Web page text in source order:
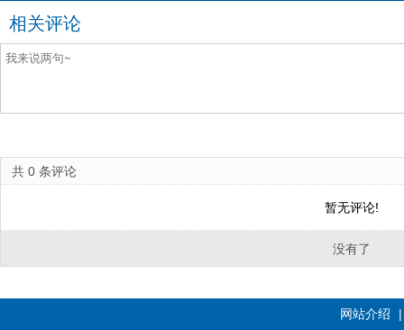
相关评论
共 0 条评论
暂无评论!
没有了
网站介绍